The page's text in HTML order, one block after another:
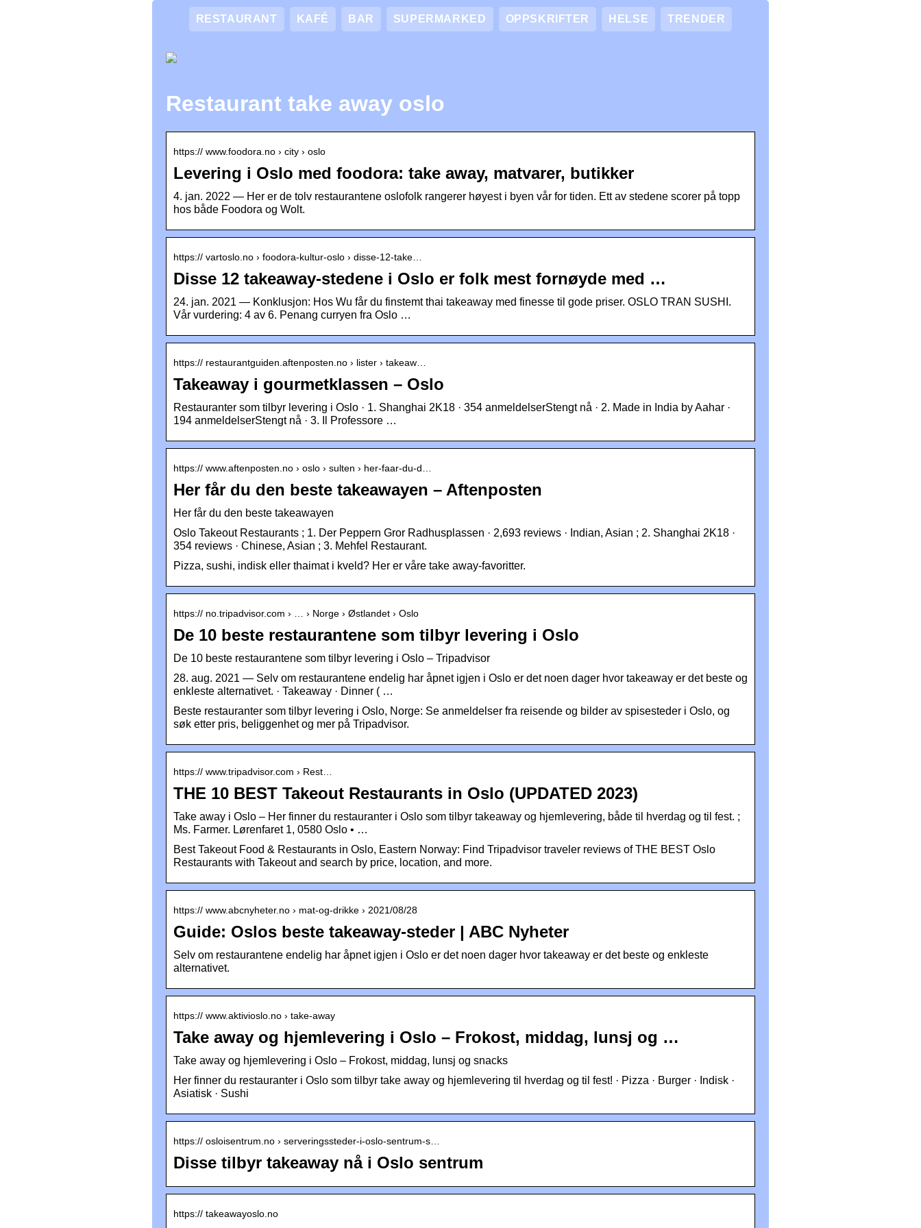
RESTAURANT KAFÉ BAR SUPERMARKED OPPSKRIFTER HELSE TRENDER
Restaurant take away oslo
https:// www.foodora.no › city › oslo
Levering i Oslo med foodora: take away, matvarer, butikker
4. jan. 2022 — Her er de tolv restaurantene oslofolk rangerer høyest i byen vår for tiden. Ett av stedene scorer på topp
hos både Foodora og Wolt.
https:// vartoslo.no › foodora-kultur-oslo › disse-12-take…
Disse 12 takeaway-stedene i Oslo er folk mest fornøyde med …
24. jan. 2021 — Konklusjon: Hos Wu får du finstemt thai takeaway med finesse til gode priser. OSLO TRAN SUSHI.
Vår vurdering: 4 av 6. Penang curryen fra Oslo …
https:// restaurantguiden.aftenposten.no › lister › takeaw…
Takeaway i gourmetklassen – Oslo
Restauranter som tilbyr levering i Oslo · 1. Shanghai 2K18 · 354 anmeldelserStengt nå · 2. Made in India by Aahar ·
194 anmeldelserStengt nå · 3. Il Professore …
https:// www.aftenposten.no › oslo › sulten › her-faar-du-d…
Her får du den beste takeawayen – Aftenposten
Her får du den beste takeawayen
Oslo Takeout Restaurants ; 1. Der Peppern Gror Radhusplassen · 2,693 reviews · Indian, Asian ; 2. Shanghai 2K18 ·
354 reviews · Chinese, Asian ; 3. Mehfel Restaurant.
Pizza, sushi, indisk eller thaimat i kveld? Her er våre take away-favoritter.
https:// no.tripadvisor.com › … › Norge › Østlandet › Oslo
De 10 beste restaurantene som tilbyr levering i Oslo
De 10 beste restaurantene som tilbyr levering i Oslo – Tripadvisor
28. aug. 2021 — Selv om restaurantene endelig har åpnet igjen i Oslo er det noen dager hvor takeaway er det beste og
enkleste alternativet. · Takeaway · Dinner ( …
Beste restauranter som tilbyr levering i Oslo, Norge: Se anmeldelser fra reisende og bilder av spisesteder i Oslo, og
søk etter pris, beliggenhet og mer på Tripadvisor.
https:// www.tripadvisor.com › Rest…
THE 10 BEST Takeout Restaurants in Oslo (UPDATED 2023)
Take away i Oslo – Her finner du restauranter i Oslo som tilbyr takeaway og hjemlevering, både til hverdag og til fest. ;
Ms. Farmer. Lørenfaret 1, 0580 Oslo • …
Best Takeout Food & Restaurants in Oslo, Eastern Norway: Find Tripadvisor traveler reviews of THE BEST Oslo
Restaurants with Takeout and search by price, location, and more.
https:// www.abcnyheter.no › mat-og-drikke › 2021/08/28
Guide: Oslos beste takeaway-steder | ABC Nyheter
Selv om restaurantene endelig har åpnet igjen i Oslo er det noen dager hvor takeaway er det beste og enkleste
alternativet.
https:// www.aktivioslo.no › take-away
Take away og hjemlevering i Oslo – Frokost, middag, lunsj og …
Take away og hjemlevering i Oslo – Frokost, middag, lunsj og snacks
Her finner du restauranter i Oslo som tilbyr take away og hjemlevering til hverdag og til fest! · Pizza · Burger · Indisk ·
Asiatisk · Sushi
https:// osloisentrum.no › serveringssteder-i-oslo-sentrum-s…
Disse tilbyr takeaway nå i Oslo sentrum
https:// takeawayoslo.no